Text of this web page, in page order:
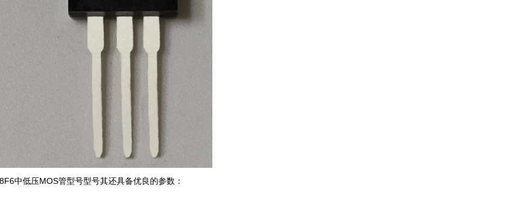
中低压MOS管型号型号其还具备优良的参数：